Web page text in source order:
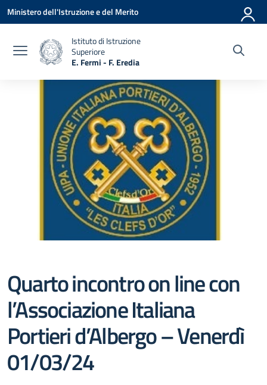
Vai ai contenuti
Vai al menu di navigazione
Vai al footer
Ministero dell'Istruzione e del Merito
Istituto di Istruzione
Superiore
E. Fermi - F. Eredia
Quarto incontro on line con
l’Associazione Italiana
Portieri d’Albergo – Venerdì
01/03/24